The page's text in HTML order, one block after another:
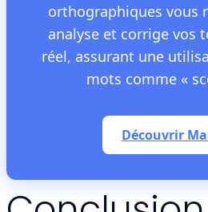
orthographiques vous
analyse et corrige vos
réel, assurant une
mots comme «
Découvrir